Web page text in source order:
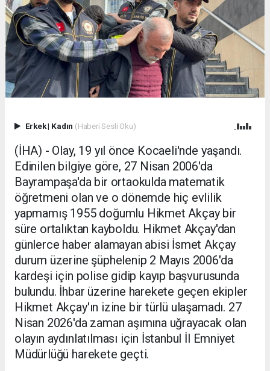
Erkek| Kadın (Haberi Sesli Oku)
(İHA) - Olay, 19 yıl önce Kocaeli'nde yaşandı.
Edinilen bilgiye göre, 27 Nisan 2006'da
Bayrampaşa'da bir ortaokulda matematik
öğretmeni olan ve o dönemde hiç evlilik
yapmamış 1955 doğumlu Hikmet Akçay bir
süre ortalıktan kayboldu. Hikmet Akçay'dan
günlerce haber alamayan abisi İsmet Akçay
durum üzerine şüphelenip 2 Mayıs 2006'da
kardeşi için polise gidip kayıp başvurusunda
bulundu. İhbar üzerine harekete geçen ekipler
Hikmet Akçay'ın izine bir türlü ulaşamadı. 27
Nisan 2026'da zaman aşımına uğrayacak olan
olayın aydınlatılması için İstanbul İl Emniyet
Müdürlüğü harekete geçti.